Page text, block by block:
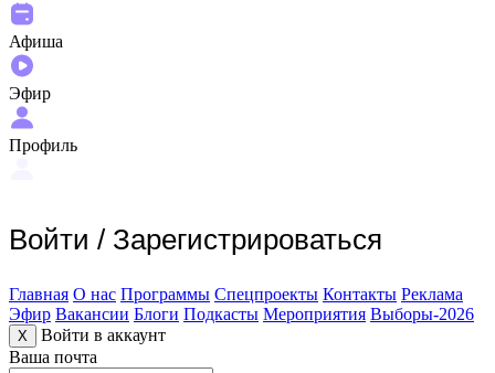
Афиша
Эфир
Профиль
Войти / Зарегистрироваться
Главная О нас Программы Спецпроекты Контакты Реклама
Эфир Вакансии Блоги Подкасты Мероприятия Выборы-2026
X
Войти в аккаунт
Ваша почта